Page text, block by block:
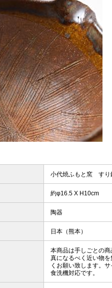
小代焼ふもと窯 す
約φ16.5 X H10cm
陶器
日本（熊本）
本商品は手しごとの
真になるべく近い物
くお願い致します。
食洗機対応です。